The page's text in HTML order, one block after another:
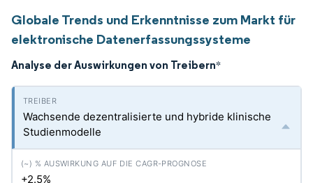
Globale Trends und Erkenntnisse zum Markt für
elektronische Datenerfassungssysteme
Analyse der Auswirkungen von Treibern*
Wachsende dezentralisierte und hybride klinische
Studienmodelle
+2.5%